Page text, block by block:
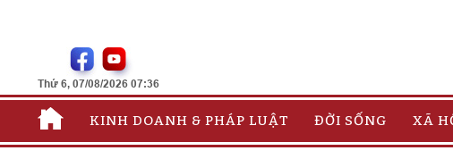
Thứ 6, 07/08/2026 07:36
KINH DOANH & PHÁP LUẬT ĐỜI SỐNG XÃ